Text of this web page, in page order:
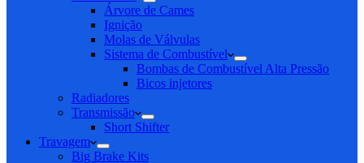
Árvore de Cames
Ignição
Molas de Válvulas
Sistema de Combustível
Bombas de Combustível Alta Pressão
Bicos injetores
Radiadores
Transmissão
Short Shifter
Travagem
Big Brake Kits